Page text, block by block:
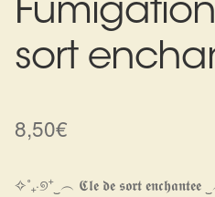
Harmonisation de l’être
Soin beauté
sort
8,50€
✧˚₊‧୭⁺‿︵ 𝕮𝖑𝖊 𝖉𝖊 𝖘𝖔𝖗𝖙 𝖊𝖓𝖈𝖍𝖆𝖓𝖙𝖊𝖊